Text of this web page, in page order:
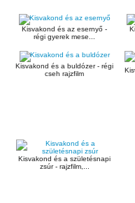
Kisvakond és az esernyő -
régi gyerek mese...
Kisvakond és a buldózer - régi
cseh rajzfilm
Kisvakond és a születésnapi
zsúr - rajzfilm,...